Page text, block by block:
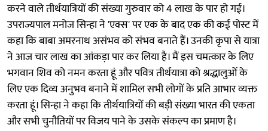
करने वाले तीर्थयात्रियों की संख्या गुरुवार को 4 लाख के पार हो गई।
उपराज्यपाल मनोज सिन्हा ने 'एक्स' पर एक के बाद एक की कई पोस्ट में
कहा कि बाबा अमरनाथ असंभव को संभव बनाते हैं। उनकी कृपा से यात्रा
ने आज चार लाख का आंकड़ा पार कर लिया है। मैं इस चमत्कार के लिए
भगवान शिव को नमन करता हूं और पवित्र तीर्थयात्रा को श्रद्धालुओं के
लिए एक दिव्य अनुभव बनाने में शामिल सभी लोगों के प्रति आभार व्यक्त
करता हूं। सिन्हा ने कहा कि तीर्थयात्रियों की बड़ी संख्या भारत की एकता
और सभी चुनौतियों पर विजय पाने के उसके संकल्प का प्रमाण है।